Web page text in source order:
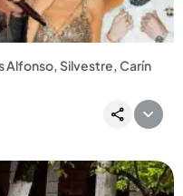
Alfonso, Silvestre, Carín
parches donde le suenan
ser el evento que más